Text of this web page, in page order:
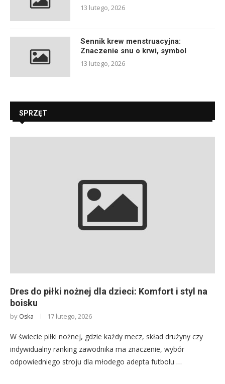
13 lutego, 2026
Sennik krew menstruacyjna:
Znaczenie snu o krwi, symbol
13 lutego, 2026
SPRZĘT
Dres do piłki nożnej dla dzieci: Komfort i styl na
boisku
by Oska 17 lutego, 2026
W świecie piłki nożnej, gdzie każdy mecz, skład drużyny czy
indywidualny ranking zawodnika ma znaczenie, wybór
odpowiedniego stroju dla młodego adepta futbolu …